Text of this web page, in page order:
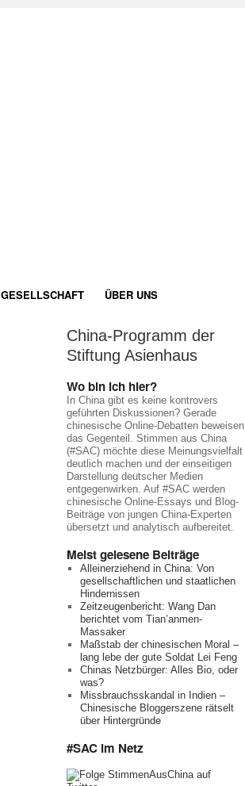
GESELLSCHAFT ÜBER UNS
China-Programm der
Stiftung Asienhaus
Wo bin ich hier?
In China gibt es keine kontrovers
geführten Diskussionen? Gerade
chinesische Online-Debatten beweisen
das Gegenteil. Stimmen aus China
(#SAC) möchte diese Meinungsvielfalt
deutlich machen und der einseitigen
Darstellung deutscher Medien
entgegenwirken. Auf #SAC werden
chinesische Online-Essays und Blog-
Beiträge von jungen China-Experten
übersetzt und analytisch aufbereitet.
Meist gelesene Beiträge
Alleinerziehend in China: Von
gesellschaftlichen und staatlichen
Hindernissen
Zeitzeugenbericht: Wang Dan
berichtet vom Tian’anmen-
Massaker
Maßstab der chinesischen Moral –
lang lebe der gute Soldat Lei Feng
Chinas Netzbürger: Alles Bio, oder
was?
Missbrauchsskandal in Indien –
Chinesische Bloggerszene rätselt
über Hintergründe
#SAC im Netz